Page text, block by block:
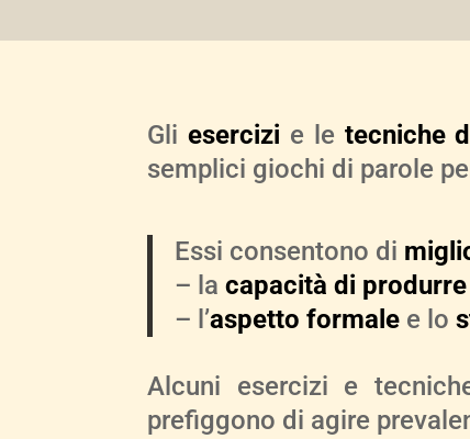
Gliesercizi e le tecniche
semplici giochi di parole
Essi consentono di
– lacapacità di
– l’aspetto formale e lo
Alcuni esercizi e
prefiggono di agire